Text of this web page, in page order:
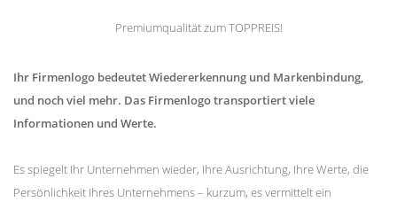
Premiumqualität zum TOPPREIS!
Ihr Firmenlogo bedeutet Wiedererkennung und Markenbindung,
und noch viel mehr. Das Firmenlogo transportiert viele
Informationen und Werte.
Es spiegelt Ihr Unternehmen wieder, Ihre Ausrichtung, Ihre Werte, die
Persönlichkeit Ihres Unternehmens – kurzum, es vermittelt ein